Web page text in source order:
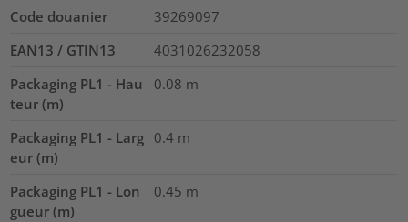
Code douanier
39269097
EAN13 / GTIN13
4031026232058
Packaging PL1 - Hau
teur (m)
0.08 m
Packaging PL1 - Larg
eur (m)
0.4 m
Packaging PL1 - Lon
gueur (m)
0.45 m